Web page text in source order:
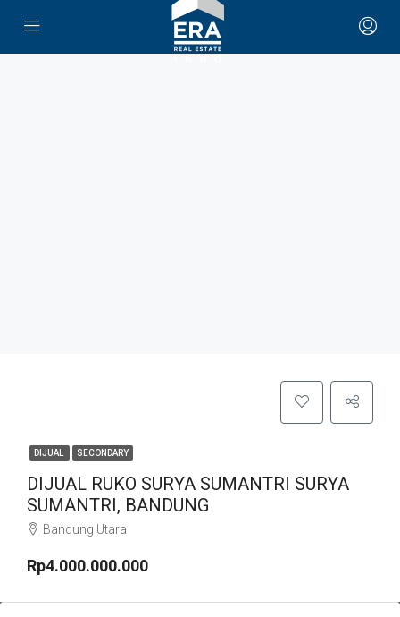
DIJUAL SECONDARY
DIJUAL RUKO SURYA SUMANTRI SURYA
SUMANTRI, BANDUNG
Bandung Utara
Rp4.000.000.000